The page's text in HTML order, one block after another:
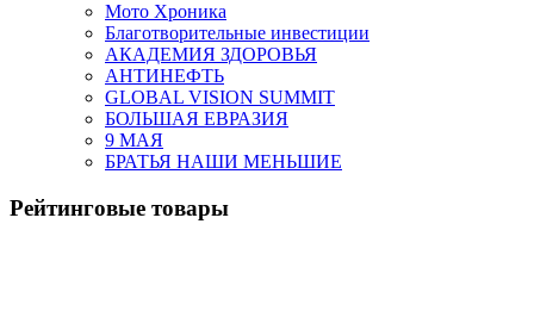
Мото Хроника
Благотворительные инвестиции
АКАДЕМИЯ ЗДОРОВЬЯ
АНТИНЕФТЬ
GLOBAL VISION SUMMIT
БОЛЬШАЯ ЕВРАЗИЯ
9 МАЯ
БРАТЬЯ НАШИ МЕНЬШИЕ
Рейтинговые товары